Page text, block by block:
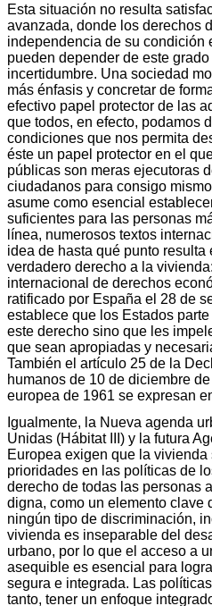
Esta situación no resulta
avanzada, donde los derechos
independencia de su condición
pueden depender de este
incertidumbre. Una sociedad
más énfasis y concretar de
efectivo papel protector de las
que todos, en efecto, podamos
condiciones que nos permita
éste un papel protector en el
públicas son meras ejecutoras
ciudadanos para consigo
asume como esencial
suficientes para las personas
línea, numerosos textos
idea de hasta qué punto resulta
verdadero derecho a la
internacional de derechos
ratificado por España el 28 de
establece que los Estados
este derecho sino que les
que sean apropiadas y
También el artículo 25 de la
humanos de 10 de diciembre
europea de 1961 se expresan
Igualmente, la Nueva agenda
Unidas (Hábitat III) y la futura
Europea exigen que la
prioridades en las políticas de
derecho de todas las personas
digna, como un elemento clave
ningún tipo de discriminación,
vivienda es inseparable del
urbano, por lo que el acceso a
asequible es esencial para
segura e integrada. Las
tanto, tener un enfoque